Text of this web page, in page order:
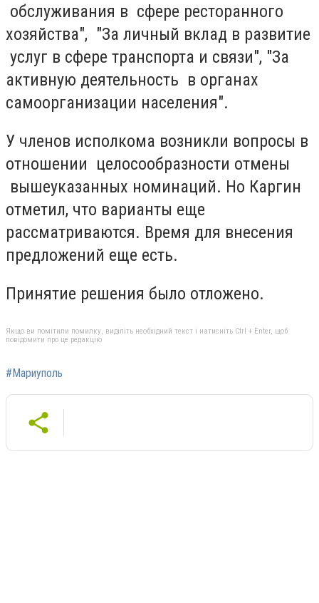
обслуживания в сфере ресторанного
хозяйства", "За личный вклад в развитие
услуг в сфере транспорта и связи", "За
активную деятельность в органах
самоорганизации населения".
У членов исполкома возникли вопросы в
отношении целосообразности отмены
вышеуказанных номинаций. Но Каргин
отметил, что варианты еще
рассматриваются. Время для внесения
предложений еще есть.
Принятие решения было отложено.
Якщо ви помітили помилку, виділіть необхідний текст і натисніть Ctrl + Enter, щоб
повідомити про це редакцію
#Мариуполь